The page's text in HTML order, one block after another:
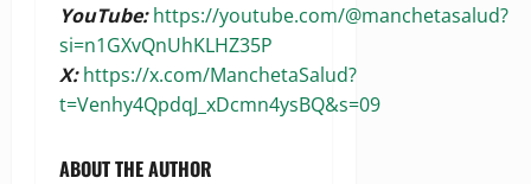
YouTube: https://youtube.com/@manchetasalud?
si=n1GXvQnUhKLHZ35P
X:https://x.com/ManchetaSalud?
t=Venhy4QpdqJ_xDcmn4ysBQ&s=09
ABOUT THE AUTHOR